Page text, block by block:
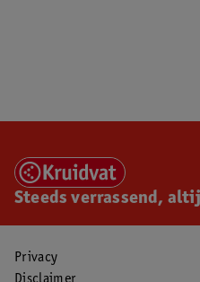
Steeds verrassend,
Privacy